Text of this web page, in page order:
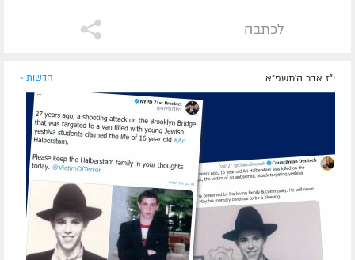
לכתבה
י"ז אדר ה׳תשפ״א חדשות »